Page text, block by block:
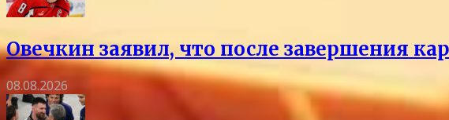
Овечкин заявил, что после завершения
08.08.2026